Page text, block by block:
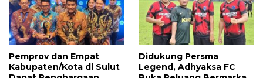
Pemprov dan Empat
Kabupaten/Kota di Sulut
Didukung Persma
Legend, Adhyaksa FC